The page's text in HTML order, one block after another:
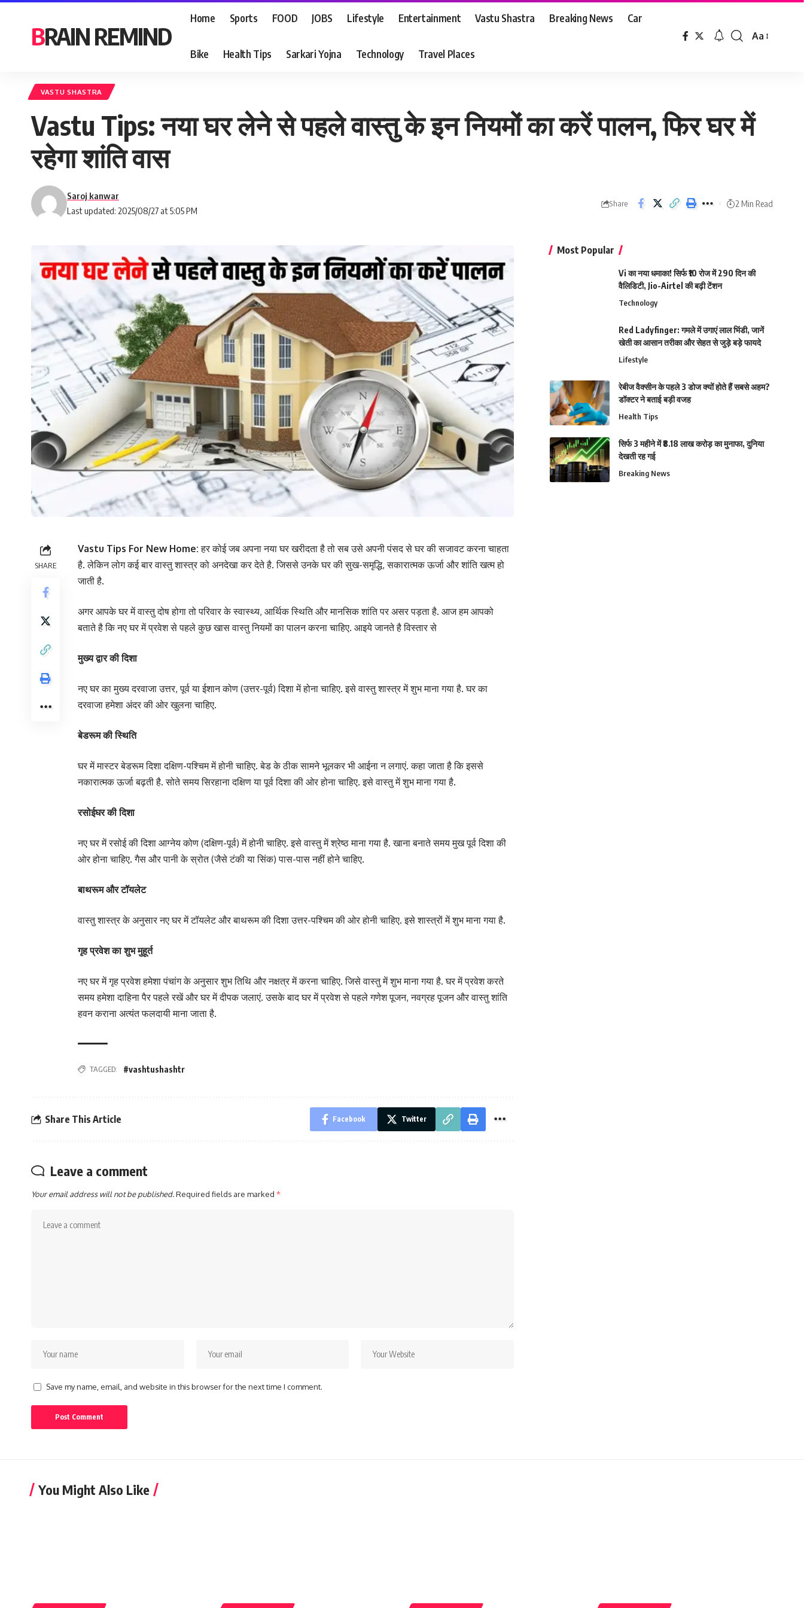
BRAIN REMIND
Home Sports FOOD JOBS Lifestyle Entertainment Vastu Shastra Breaking News Car
Bike Health Tips Sarkari Yojna Technology Travel Places
Font
Aa
VASTU SHASTRA
Vastu Tips: नया घर लेने से पहले वास्तु के इन नियमों का करें पालन, फिर घर में
रहेगा शांति वास
Last updated: 2025/08/27 at 5:05 PM
Saroj kanwar
Share 2 Min Read
SHARE
Vastu Tips For New Home:हर कोई जब अपना नया घर खरीदता है तो सब उसे अपनी पंसद से घर की सजावट करना चाहता
है. लेकिन लोग कई बार वास्तु शास्त्र को अनदेखा कर देते है. जिससे उनके घर की सुख-समृद्धि, सकारात्मक ऊर्जा और शांति खत्म हो
जाती है.
अगर आपके घर में वास्तु दोष होगा तो परिवार के स्वास्थ्य, आर्थिक स्थिति और मानसिक शांति पर असर पड़ता है. आज हम आपको
बताते है कि नए घर में प्रवेश से पहले कुछ खास वास्तु नियमों का पालन करना चाहिए. आइये जानते है विस्तार से
मुख्य द्वार की दिशा
नए घर का मुख्य दरवाजा उत्तर, पूर्व या ईशान कोण (उत्तर-पूर्व) दिशा में होना चाहिए. इसे वास्तु शास्त्र में शुभ माना गया है. घर का
दरवाजा हमेशा अंदर की ओर खुलना चाहिए.
बेडरूम की स्थिति
घर में मास्टर बेडरूम दिशा दक्षिण-पश्चिम में होनी चाहिए. बेड के ठीक सामने भूलकर भी आईना न लगाएं. कहा जाता है कि इससे
नकारात्मक ऊर्जा बढ़ती है. सोते समय सिरहाना दक्षिण या पूर्व दिशा की ओर होना चाहिए. इसे वास्तु में शुभ माना गया है.
रसोईघर की दिशा
नए घर में रसोई की दिशा आग्नेय कोण (दक्षिण-पूर्व) में होनी चाहिए. इसे वास्तु में श्रेष्ठ माना गया है. खाना बनाते समय मुख पूर्व दिशा की
ओर होना चाहिए. गैस और पानी के स्रोत (जैसे टंकी या सिंक) पास-पास नहीं होने चाहिए.
बाथरूम और टॉयलेट
वास्तु शास्त्र के अनुसार नए घर में टॉयलेट और बाथरूम की दिशा उत्तर-पश्चिम की ओर होनी चाहिए. इसे शास्त्रों में शुभ माना गया है.
गृह प्रवेश का शुभ मुहूर्त
नए घर में गृह प्रवेश हमेशा पंचांग के अनुसार शुभ तिथि और नक्षत्र में करना चाहिए. जिसे वास्तु में शुभ माना गया है. घर में प्रवेश करते
समय हमेशा दाहिना पैर पहले रखें और घर में दीपक जलाएं. उसके बाद घर में प्रवेश से पहले गणेश पूजन, नवग्रह पूजन और वास्तु शांति
हवन कराना अत्यंत फलदायी माना जाता है.
TAGGED: #vashtushashtr
Share This Article Facebook Twitter
Leave a comment
Your email address will not be published.Required fields are marked *
Save my name, email, and website in this browser for the next time I comment.
Most Popular
Vi का नया धमाका! सिर्फ ₹10 रोज में 290 दिन की
वैलिडिटी, Jio-Airtel की बढ़ी टेंशन
Technology
Red Ladyfinger: गमले में उगाएं लाल भिंडी, जानें
खेती का आसान तरीका और सेहत से जुड़े बड़े फायदे
Lifestyle
रेबीज वैक्सीन के पहले 3 डोज क्यों होते हैं सबसे अहम?
डॉक्टर ने बताई बड़ी वजह
Health Tips
सिर्फ 3 महीने में ₹8.18 लाख करोड़ का मुनाफा, दुनिया
देखती रह गई
Breaking News
You Might Also Like